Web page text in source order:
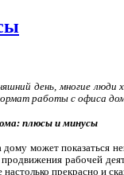
день, многие
работы с офиса
плюсы и минусы
дому может показаться
рабочей
прекрасно и